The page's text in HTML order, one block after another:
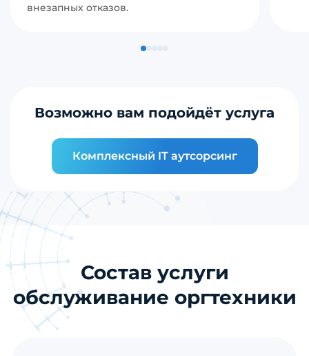
внезапных отказов.
Возможно вам подойдёт услуга
Комплексный IT аутсорсинг
Состав услуги
обслуживание оргтехники